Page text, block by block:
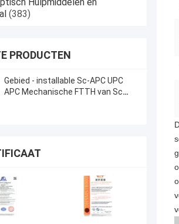
(383)
PRODUCTEN
Gebied - installable Sc-APC UPC
APC Mechanische FTTH van Sc